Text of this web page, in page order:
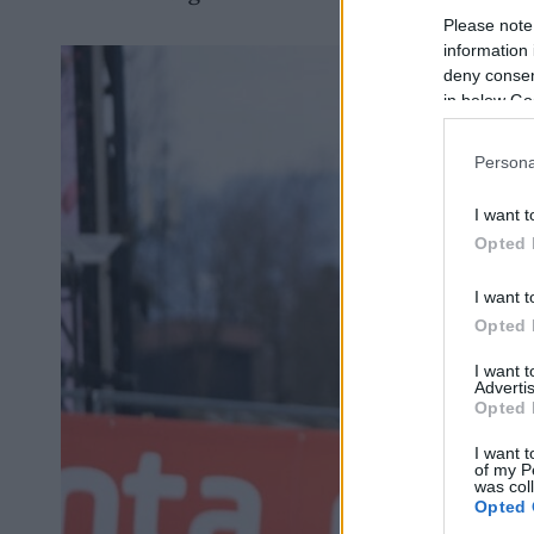
Please
information
deny
in below
I want
Opted
I want
Opted
I want
Opted
I want
of my
was
Opted